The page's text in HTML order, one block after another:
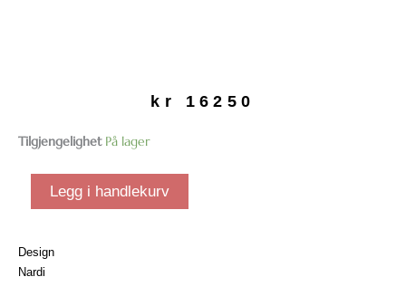
kr 16250
Tilgjengelighet På lager
Tevere
spisebord
antall
Legg i handlekurv
Design
Nardi